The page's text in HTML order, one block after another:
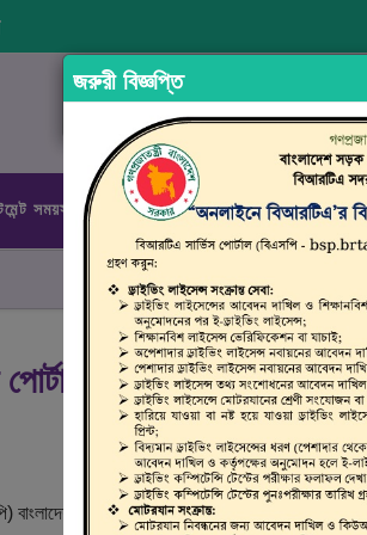
সময়সূচী রাইড শেয়ারিং অভিযোগ/মতামত দিন
জরুরী বিজ্ঞপ্তি
বাংলাদেশ রোড ট্রান্সপোর্ট অথরিটি (বিআরটিএ)